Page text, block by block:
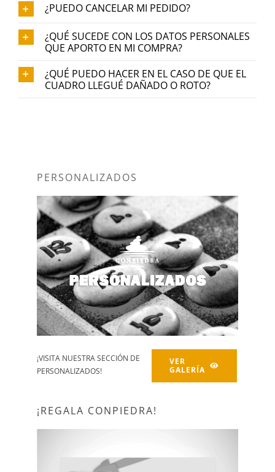
¿PUEDO CANCELAR MI PEDIDO?
¿QUÉ SUCEDE CON LOS DATOS PERSONALES
QUE APORTO EN MI COMPRA?
¿QUÉ PUEDO HACER EN EL CASO DE QUE EL
CUADRO LLEGUÉ DAÑADO O ROTO?
PERSONALIZADOS
¡VISITA NUESTRA SECCIÓN DE
PERSONALIZADOS!
VER
GALERÍA
¡REGALA CONPIEDRA!
¡REGALA TARJETAS CON PIEDRA!
35€/70€/105€